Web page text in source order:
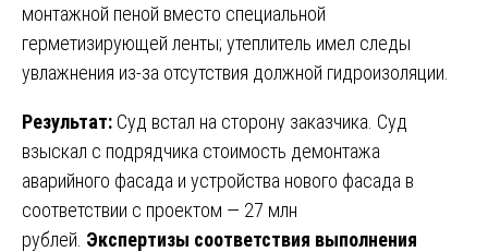
монтажной пеной вместо специальной
герметизирующей ленты; утеплитель имел следы
увлажнения из-за отсутствия должной гидроизоляции.
Результат: Суд встал на сторону заказчика. Суд
взыскал с подрядчика стоимость демонтажа
аварийного фасада и устройства нового фасада в
соответствии с проектом — 27 млн
рублей. Экспертизы соответствия выполнения